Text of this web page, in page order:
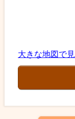
大きな地図で